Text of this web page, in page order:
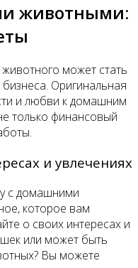
животными:
может стать
Оригинальная
и любви к домашним
только финансовый
и увлечениях
с домашними
которое вам
о своих интересах и
или может быть
Вы можете